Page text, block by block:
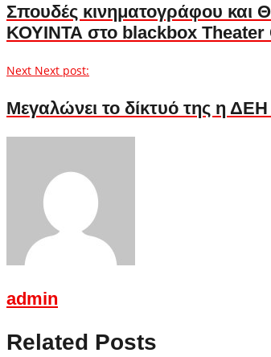
Σπουδές κινηματογράφου και
ΚΟΥΙΝΤΑ στο blackbox Theater
Next Next post:
Μεγαλώνει το δίκτυό της η
admin
Related Posts